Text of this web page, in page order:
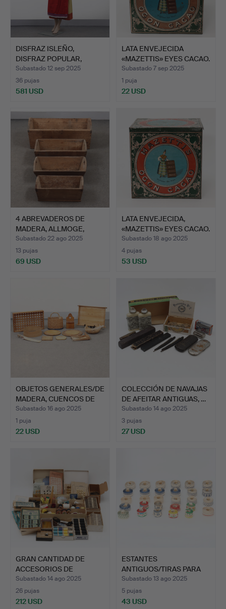
DISFRAZ ISLEÑO,
DISFRAZ POPULAR,
TAMAÑO AP…
Subastado 12 sep 2025
36 pujas
581 USD
LATA ENVEJECIDA
«MAZETTIS» EYES CACAO.
Subastado 7 sep 2025
1 puja
22 USD
4 ABREVADEROS DE
MADERA, ALLMOGE,
SIGLO 18…
Subastado 22 ago 2025
13 pujas
69 USD
LATA ENVEJECIDA,
«MAZETTIS» EYES CACAO.
Subastado 18 ago 2025
4 pujas
53 USD
OBJETOS GENERALES/DE
MADERA, CUENCOS DE
MI…
Subastado 16 ago 2025
1 puja
22 USD
COLECCIÓN DE NAVAJAS
DE AFEITAR ANTIGUAS, …
Subastado 14 ago 2025
3 pujas
27 USD
GRAN CANTIDAD DE
ACCESORIOS DE
COSTURA ANT…
Subastado 14 ago 2025
26 pujas
212 USD
ESTANTES
ANTIGUOS/TIRAS PARA
ESTANTES, 29 …
Subastado 13 ago 2025
5 pujas
43 USD